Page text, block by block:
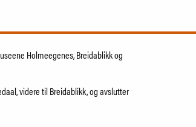
Holmeegenes, Breidablikk og
videre til Breidablikk, og avslutter